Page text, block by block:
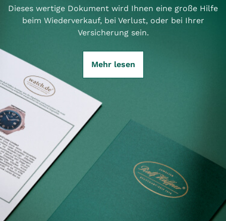
Dieses wertige Dokument wird Ihnen eine große Hilfe
beim Wiederverkauf, bei Verlust, oder bei Ihrer
Versicherung sein.
Mehr lesen